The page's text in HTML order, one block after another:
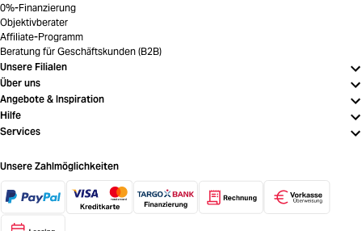
0%-Finanzierung
Objektivberater
Affiliate-Programm
Beratung für Geschäftskunden (B2B)
Unsere Filialen
Über uns
Angebote & Inspiration
Hilfe
Services
Unsere Zahlmöglichkeiten